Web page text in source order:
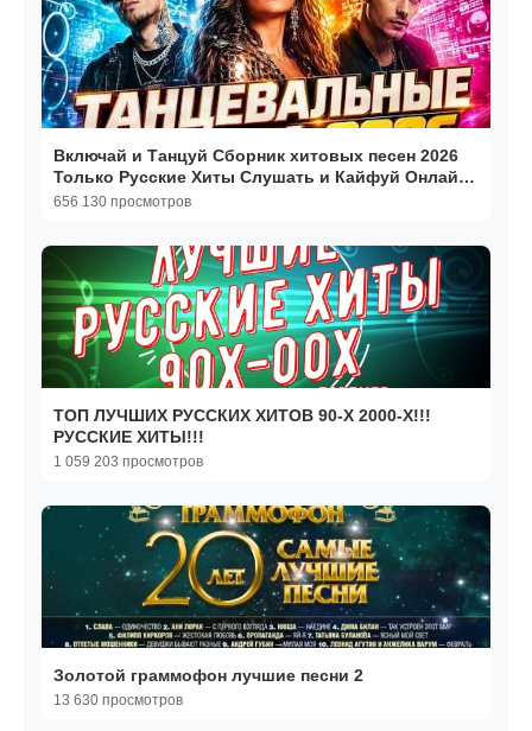
Включай и Танцуй Сборник хитовых песен 2026
Только Русские Хиты Слушать и Кайфуй Онлайн
Хиты 2026
656 130 просмотров
ТОП ЛУЧШИХ РУССКИХ ХИТОВ 90-Х 2000-Х!!!
РУССКИЕ ХИТЫ!!!
1 059 203 просмотров
Золотой граммофон лучшие песни 2
13 630 просмотров